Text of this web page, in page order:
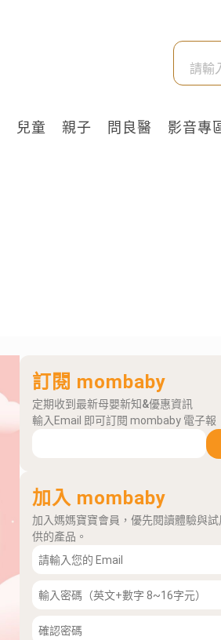
兒童 親子 問良醫 影音專
訂閱 mombaby
定期收到最新母嬰新知&優惠資訊
輸入Email 即可訂閱 mombaby 電子報
加入 mombaby
加入媽媽寶寶會員，優先閱讀體驗與試
供的產品。